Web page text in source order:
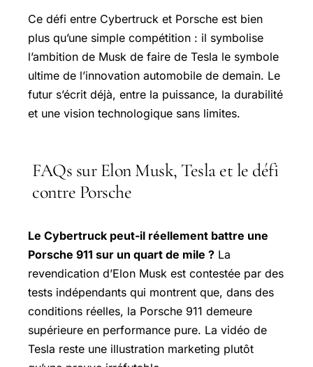
Ce défi entre Cybertruck et Porsche est bien
plus qu’une simple compétition : il symbolise
l’ambition de Musk de faire de Tesla le symbole
ultime de l’innovation automobile de demain. Le
futur s’écrit déjà, entre la puissance, la durabilité
et une vision technologique sans limites.
FAQs sur Elon Musk, Tesla et le défi
contre Porsche
Le Cybertruck peut-il réellement battre une
Porsche 911 sur un quart de mile ? La
revendication d’Elon Musk est contestée par des
tests indépendants qui montrent que, dans des
conditions réelles, la Porsche 911 demeure
supérieure en performance pure. La vidéo de
Tesla reste une illustration marketing plutôt